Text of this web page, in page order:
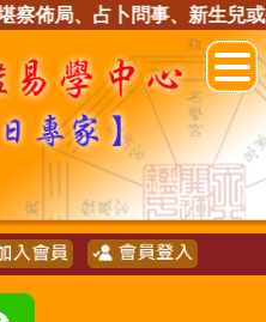
佈局、占卜問事、新生兒